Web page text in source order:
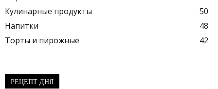
Кулинарные продукты
50
Напитки
48
Торты и пирожные
42
РЕЦЕПТ ДНЯ